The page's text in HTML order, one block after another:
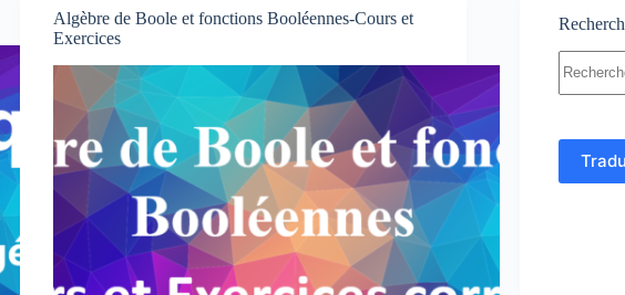
Algèbre de Boole et fonctions Booléennes-Cours et
Exercices
résultat